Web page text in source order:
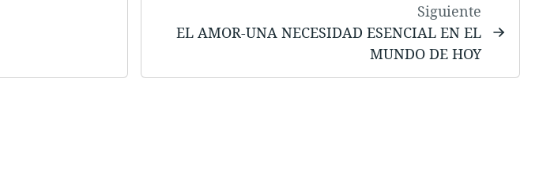
Siguiente
EL AMOR-UNA NECESIDAD ESENCIAL EN EL
MUNDO DE HOY